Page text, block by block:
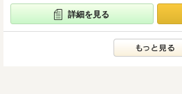
詳細を見る